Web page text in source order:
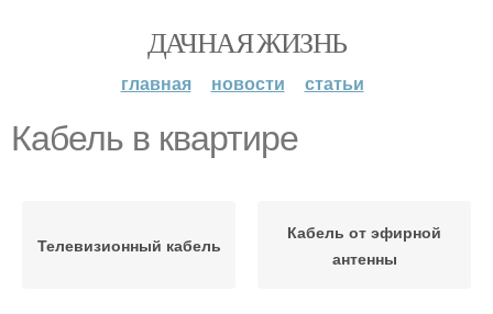
ДАЧНАЯ ЖИЗНЬ
главная новости статьи
Кабель в квартире
Телевизионный кабель
Кабель от эфирной
антенны